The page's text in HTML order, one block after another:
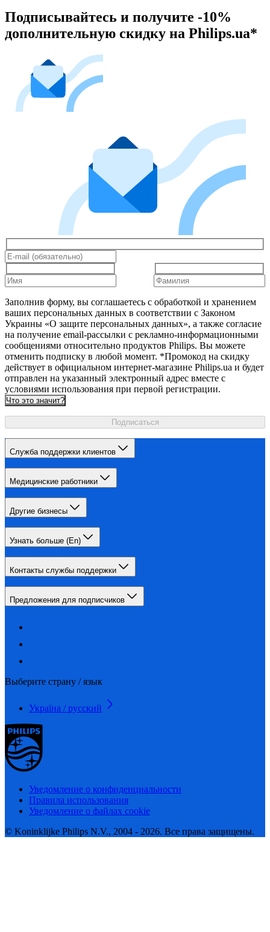
Подписывайтесь и получите -10%
дополнительную скидку на Philips.ua*
Заполнив форму, вы соглашаетесь с обработкой и хранением
ваших персональных данных в соответствии с Законом
Украины «О защите персональных данных», а также согласие
на получение email-рассылки с рекламно-информационными
сообщениями относительно продуктов Philips. Вы можете
отменить подписку в любой момент. *Промокод на скидку
действует в официальном интернет-магазине Philips.ua и будет
отправлен на указанный электронный адрес вместе с
условиями использования при первой регистрации.
Что это значит?
Подписаться
Служба поддержки клиентов
Медицинские работники
Другие бизнесы
Узнать больше (En)
Контакты службы поддержки
Предложения для подписчиков
Выберите страну / язык
Україна / русский
Уведомление о конфиденциальности
Правила использования
Уведомление о файлах cookie
© Koninklijke Philips N.V., 2004 - 2026. Все права защищены.